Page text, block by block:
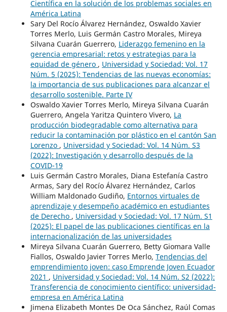
Científica en la solución de los problemas sociales en
América Latina
Sary Del Rocío Álvarez Hernández, Oswaldo Xavier
Torres Merlo, Luis Germán Castro Morales, Mireya
Silvana Cuarán Guerrero, Liderazgo femenino en la
gerencia empresarial: retos y estrategias para la
equidad de género , Universidad y Sociedad: Vol. 17
Núm. 5 (2025): Tendencias de las nuevas economías:
la importancia de sus publicaciones para alcanzar el
desarrollo sostenible. Parte IV
Oswaldo Xavier Torres Merlo, Mireya Silvana Cuarán
Guerrero, Angela Yaritza Quintero Vivero, La
producción biodegradable como alternativa para
reducir la contaminación por plástico en el cantón San
Lorenzo , Universidad y Sociedad: Vol. 14 Núm. S3
(2022): Investigación y desarrollo después de la
COVID-19
Luis Germán Castro Morales, Diana Estefanía Castro
Armas, Sary del Rocío Álvarez Hernández, Carlos
William Maldonado Gudiño, Entornos virtuales de
aprendizaje y desempeño académico en estudiantes
de Derecho , Universidad y Sociedad: Vol. 17 Núm. S1
(2025): El papel de las publicaciones científicas en la
internacionalización de las universidades
Mireya Silvana Cuarán Guerrero, Betty Giomara Valle
Fiallos, Oswaldo Javier Torres Merlo, Tendencias del
emprendimiento joven: caso Emprende Joven Ecuador
2021 , Universidad y Sociedad: Vol. 14 Núm. S2 (2022):
Transferencia de conocimiento científico: universidad-
empresa en América Latina
Jimena Elizabeth Montes De Oca Sánchez, Raúl Comas